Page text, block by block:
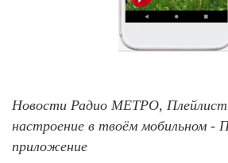
Новости Радио МЕТРО, Плейлист
настроение в твоём мобильном -
приложение